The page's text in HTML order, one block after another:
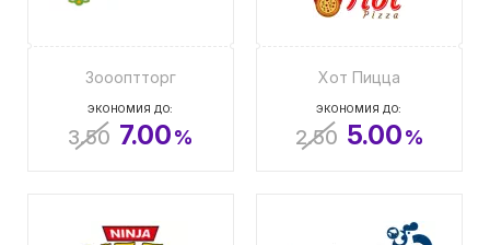
Зоооптторг
ЭКОНОМИЯ ДО:
3.50 7.00%
Хот Пицца
ЭКОНОМИЯ ДО:
2.50 5.00%